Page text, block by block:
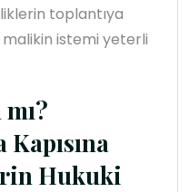
toplantıya
malikin istemi yeterli
Hukuki